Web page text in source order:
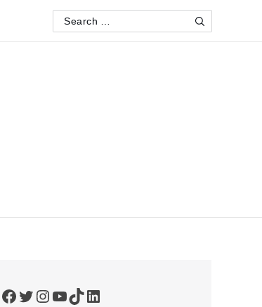
Search
for:
Search
Facebook
Twitter
Instagram
YouTube
TikTokLinkedIn